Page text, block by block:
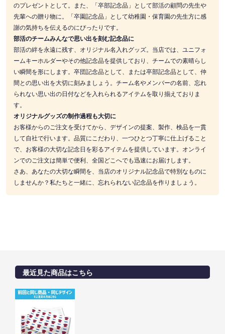
のプレゼントとして。また、「卒部記念品」として部活の顧問の先生や
先輩への贈り物に。「卒園記念品」として幼稚園・保育園の先生方に感
謝の気持ちを伝えるのにぴったりです。
部活のチームみんなで思い出を刻む記念品に
部活の絆を永遠に残す、オリジナル名入れグッズ。当店では、ユニフォ
ームキーホルダーやその他記念品を提供しており、チームでの素晴らし
い瞬間を形にします。卒団記念品として、または卒部記念品として、仲
間との思い出を大切に刻みましょう。チーム名やメンバーの名前、忘れ
られない思い出の日付などを入れられるアイテムを取り揃えておりま
す。
オリジナルグッズの制作過程も大切に
お客様からのご注文を受けてから、デザインの提案、製作、検品を一貫
して自社で行います。品質にこだわり、一つひとつ丁寧に仕上げること
で、お客様の大切な記念日を彩るアイテムを提供しています。オンライ
ンでのご注文は簡単で便利、全国どこへでも迅速にお届けします。
さあ、あなたの大切な瞬間を、当店のオリジナル記念品で特別なものに
しませんか？私たちと一緒に、忘れられない記念品を作りましょう。
最近見た商品はこちら